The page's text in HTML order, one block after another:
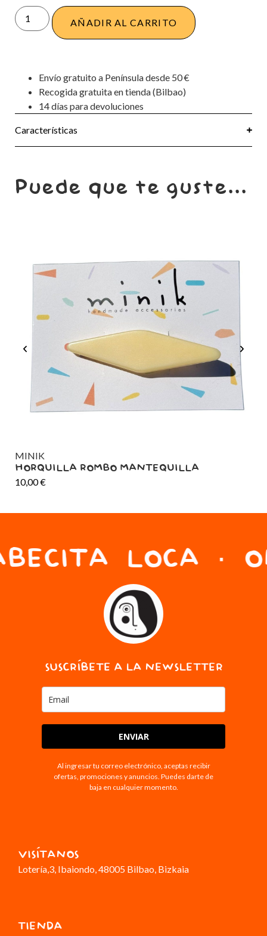
AÑADIR AL CARRITO
Envío gratuito a Península desde 50 €
Recogida gratuita en tienda (Bilbao)
14 días para devoluciones
Características
Puede que te guste...
MINIK
HORQUILLA ROMBO MANTEQUILLA
10,00€
LOCA ·
SUSCRÍBETE A LA NEWSLETTER
ENVIAR
Al ingresar tu correo electrónico, aceptas recibir
ofertas, promociones y anuncios. Puedes darte de
baja en cualquier momento.
VISÍTANOS
Lotería,3, Ibaiondo, 48005 Bilbao, Bizkaia
TIENDA